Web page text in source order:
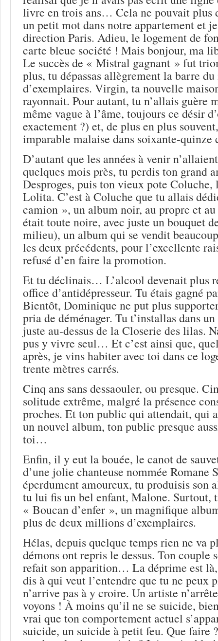
livre en trois ans… Cela ne pouvait plus
un petit mot dans notre appartement et
direction Paris. Adieu, le logement de
carte bleue société ! Mais bonjour, ma
Le succès de « Mistral gagnant » fut
plus, tu dépassas allègrement la barre
d’exemplaires. Virgin, ta nouvelle
rayonnait. Pour autant, tu n’allais guère
même vague à l’âme, toujours ce désir
exactement ?) et, de plus en plus
imparable malaise dans soixante-
D’autant que les années à venir
quelques mois près, tu perdis ton grand
Desproges, puis ton vieux pote Coluche,
Lolita. C’est à Coluche que tu allais
camion », un album noir, au propre et
était toute noire, avec juste un bouquet
milieu), un album qui se vendit
les deux précédents, pour l’excellente
refusé d’en faire la promotion.
Et tu déclinais… L’alcool devenait plus
office d’antidépresseur. Tu étais gagné
Bientôt, Dominique ne put plus
pria de déménager. Tu t’installas dans
juste au-dessus de la Closerie des lilas.
pus y vivre seul… Et c’est ainsi que,
après, je vins habiter avec toi dans ce
trente mètres carrés.
Cinq ans sans dessaouler, ou presque.
solitude extrême, malgré la présence
proches. Et ton public qui attendait, qui
un nouvel album, ton public presque
toi…
Enfin, il y eut la bouée, le canot de
d’une jolie chanteuse nommée Romane
éperdument amoureux, tu produisis son
tu lui fis un bel enfant, Malone. Surtout,
« Boucan d’enfer », un magnifique
plus de deux millions d’exemplaires.
Hélas, depuis quelque temps rien ne va
démons ont repris le dessus. Ton couple
refait son apparition… La déprime est
dis à qui veut l’entendre que tu ne peux
n’arrive pas à y croire. Un artiste
voyons ! À moins qu’il ne se suicide,
vrai que ton comportement actuel
suicide, un suicide à petit feu. Que faire